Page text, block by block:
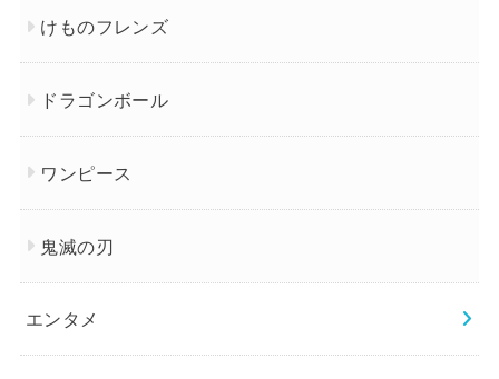
けものフレンズ
ドラゴンボール
ワンピース
鬼滅の刃
エンタメ